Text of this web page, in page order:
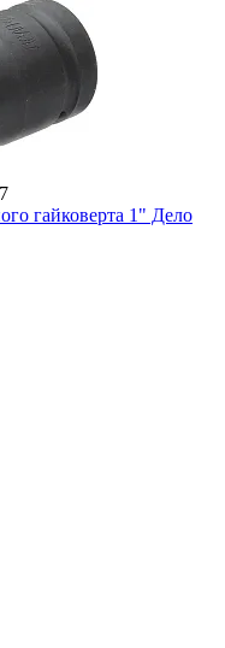
гайковерта 1" Дело